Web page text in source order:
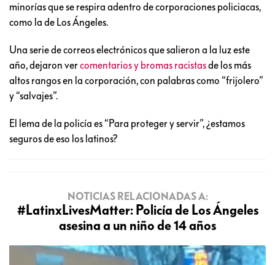
minorías que se respira adentro de corporaciones policiacas,
como la de Los Ángeles.
Una serie de correos electrónicos que salieron a la luz este
año, dejaron vercomentarios y bromas racistasde los más
altos rangos en la corporación, con palabras como “frijolero”
y “salvajes”.
El lema de la policía es “Para proteger y servir”, ¿estamos
seguros de eso los latinos?
NOTICIAS RELACIONADAS A:
#LatinxLivesMatter: Policía de Los Ángeles
asesina a un niño de 14 años